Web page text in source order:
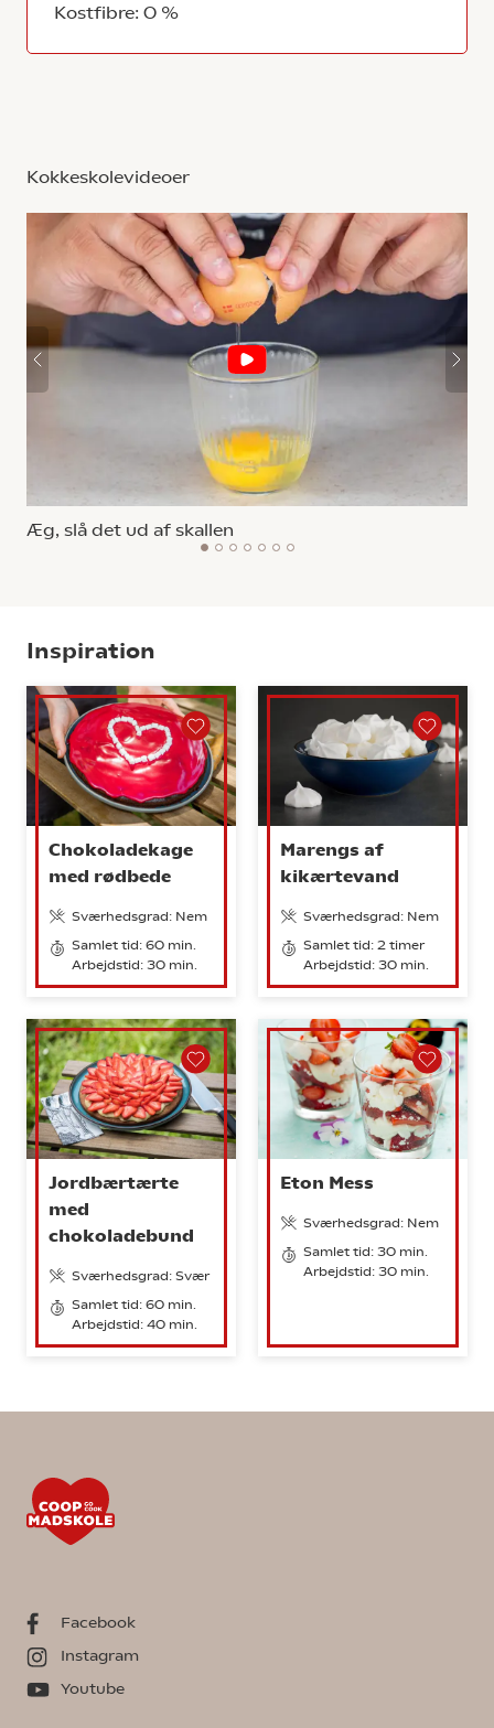
Kostfibre: 0 %
Kokkeskolevideoer
Æg, slå det ud af skallen
1 2 3 4 5 6 7
Inspiration
Chokoladekage
med rødbede
Sværhedsgrad: Nem
Samlet tid: 60 min.
Arbejdstid: 30 min.
Marengs af
kikærtevand
Sværhedsgrad: Nem
Samlet tid: 2 timer
Arbejdstid: 30 min.
Jordbærtærte
med
chokoladebund
Sværhedsgrad: Svær
Samlet tid: 60 min.
Arbejdstid: 40 min.
Eton Mess
Sværhedsgrad: Nem
Samlet tid: 30 min.
Arbejdstid: 30 min.
Facebook
Instagram
Youtube